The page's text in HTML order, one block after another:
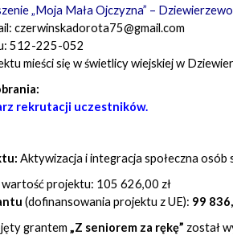
„Moja Mała Ojczyzna” – Dziewierzewo
czerwinskadorota75@gmail.com
512-225-052
mieści się w świetlicy wiejskiej w
rekrutacji uczestników.
Aktywizacja i integracja społeczna osób
wartość projektu: 105 626,00 zł
(dofinansowania projektu z UE): 99
grantem „Z seniorem za rękę” został